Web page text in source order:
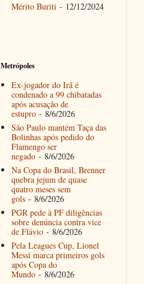
Mérito Buriti - 12/12/2024
Metrópoles
Ex-jogador do Irã é
condenado a 99 chibatadas
após acusação de
estupro- 8/6/2026
São Paulo mantém Taça das
Bolinhas após pedido do
Flamengo ser
negado- 8/6/2026
Na Copa do Brasil, Brenner
quebra jejum de quase
quatro meses sem
gols- 8/6/2026
PGR pede à PF diligências
sobre denúncia contra vice
de Flávio- 8/6/2026
Pela Leagues Cup, Lionel
Messi marca primeiros gols
após Copa do
Mundo- 8/6/2026